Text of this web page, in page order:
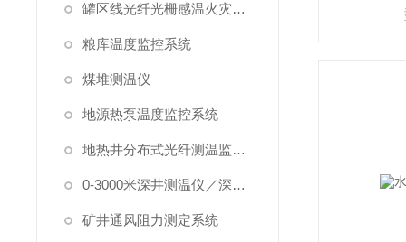
罐区线光纤光栅感温火灾探测系统
粮库温度监控系统
煤堆测温仪
地源热泵温度监控系统
地热井分布式光纤测温监测系统
0-3000米深井测温仪／深水测温仪
矿井通风阻力测定系统